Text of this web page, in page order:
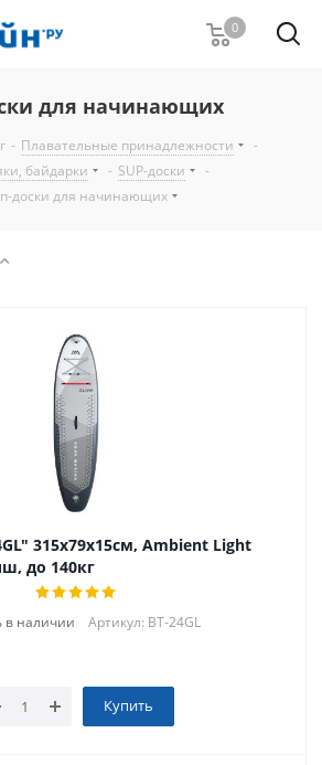
0
для начинающих
- Плавательные принадлежности
-
байдарки
- SUP-доски
-
доски для начинающих
315х79х15см, Ambient Light
до 140кг
в наличии Артикул: BT-24GL
Купить